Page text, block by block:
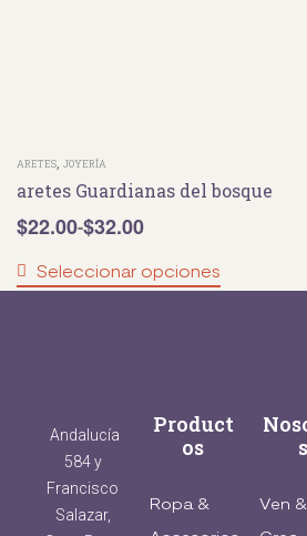
ARETES JOYERÍA
aretes Guardianas del bosque
$22.00-$32.00
Seleccionar opciones
Andalucía
584 y
Francisco
Salazar,
Product
os
Ropa &
s
Ven &